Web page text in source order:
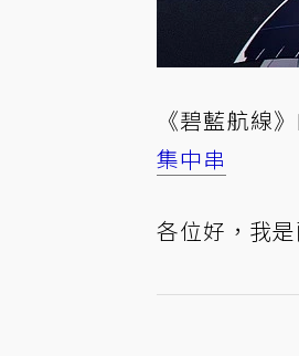
《碧藍航線
集中串
各位好，我